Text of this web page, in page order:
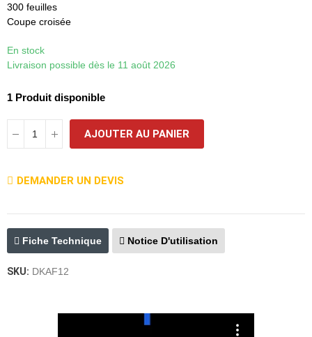
300 feuilles
Coupe croisée
En stock
Livraison possible dès le 11 août 2026
1 Produit disponible
AJOUTER AU PANIER
DEMANDER UN DEVIS
Fiche Technique Notice D'utilisation
SKU: DKAF12